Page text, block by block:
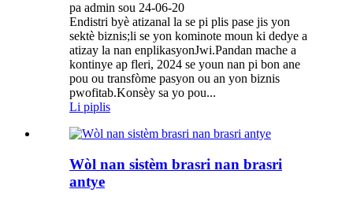
pa admin sou 24-06-20
Endistri byè atizanal la se pi plis pase jis yon
sektè biznis;li se yon kominote moun ki dedye a
atizay la nan enplikasyonJwi.Pandan mache a
kontinye ap fleri, 2024 se youn nan pi bon ane
pou ou transfòme pasyon ou an yon biznis
pwofitab.Konsèy sa yo pou...
Li piplis
Wòl nan sistèm brasri nan brasri
antye